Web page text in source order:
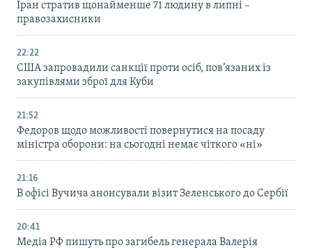
Іран стратив щонайменше 71 людину в липні –
правозахисники
22:22
США запровадили санкції проти осіб, пов’язаних із
закупівлями зброї для Куби
21:52
Федоров щодо можливості повернутися на посаду
міністра оборони: на сьогодні немає чіткого «ні»
21:16
В офісі Вучича анонсували візит Зеленського до Сербії
20:41
Медіа РФ пишуть про загибель генерала Валерія